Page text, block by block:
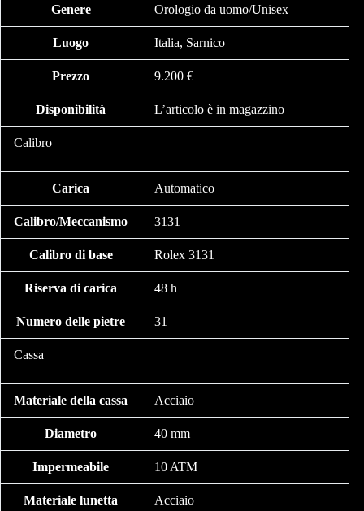
Genere Orologio da uomo/Unisex
Luogo Italia, Sarnico
Prezzo 9.200 €
Disponibilità L’articolo è in magazzino
Calibro
Carica Automatico
Calibro/Meccanismo 3131
Calibro di base Rolex 3131
Riserva di carica 48 h
Numero delle pietre 31
Cassa
Materiale della cassa Acciaio
Diametro 40 mm
Impermeabile 10 ATM
Materiale lunetta Acciaio